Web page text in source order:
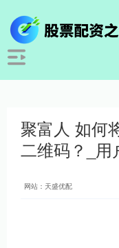
聚富人 如何
二维码？_用
网站：天盛优配